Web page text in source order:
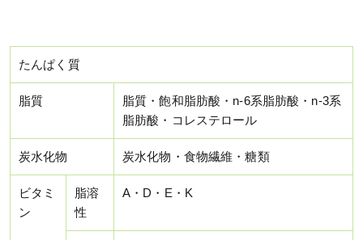
たんぱく質
脂質
脂質・飽和脂肪酸・n-6系脂肪酸・n-3系
脂肪酸・コレステロール
炭水化物 炭水化物・食物繊維・糖類
ビタミ
ン
脂溶
性
A・D・E・K